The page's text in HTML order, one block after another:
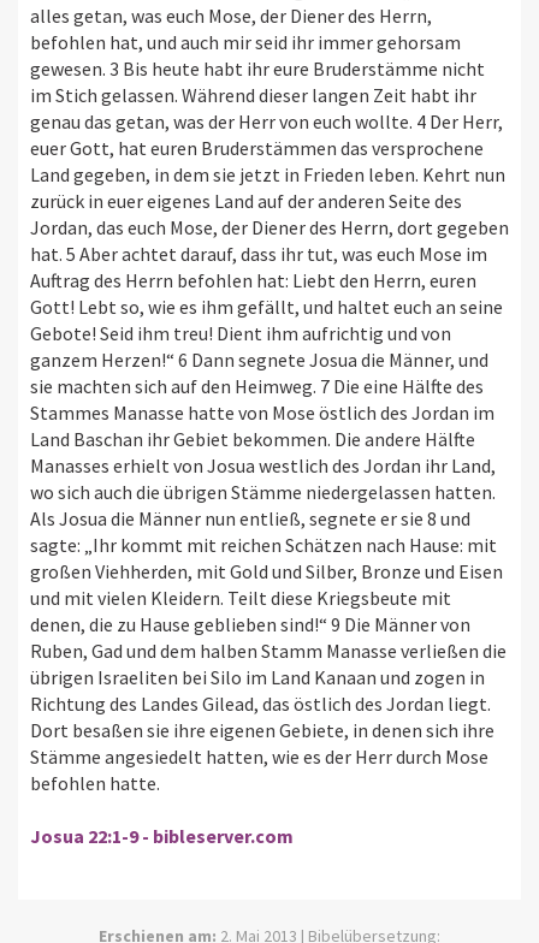
alles getan, was euch Mose, der Diener des Herrn,
befohlen hat, und auch mir seid ihr immer gehorsam
gewesen. 3 Bis heute habt ihr eure Bruderstämme nicht
im Stich gelassen. Während dieser langen Zeit habt ihr
genau das getan, was der Herr von euch wollte. 4 Der Herr,
euer Gott, hat euren Bruderstämmen das versprochene
Land gegeben, in dem sie jetzt in Frieden leben. Kehrt nun
zurück in euer eigenes Land auf der anderen Seite des
Jordan, das euch Mose, der Diener des Herrn, dort gegeben
hat. 5 Aber achtet darauf, dass ihr tut, was euch Mose im
Auftrag des Herrn befohlen hat: Liebt den Herrn, euren
Gott! Lebt so, wie es ihm gefällt, und haltet euch an seine
Gebote! Seid ihm treu! Dient ihm aufrichtig und von
ganzem Herzen!“ 6 Dann segnete Josua die Männer, und
sie machten sich auf den Heimweg. 7 Die eine Hälfte des
Stammes Manasse hatte von Mose östlich des Jordan im
Land Baschan ihr Gebiet bekommen. Die andere Hälfte
Manasses erhielt von Josua westlich des Jordan ihr Land,
wo sich auch die übrigen Stämme niedergelassen hatten.
Als Josua die Männer nun entließ, segnete er sie 8 und
sagte: „Ihr kommt mit reichen Schätzen nach Hause: mit
großen Viehherden, mit Gold und Silber, Bronze und Eisen
und mit vielen Kleidern. Teilt diese Kriegsbeute mit
denen, die zu Hause geblieben sind!“ 9 Die Männer von
Ruben, Gad und dem halben Stamm Manasse verließen die
übrigen Israeliten bei Silo im Land Kanaan und zogen in
Richtung des Landes Gilead, das östlich des Jordan liegt.
Dort besaßen sie ihre eigenen Gebiete, in denen sich ihre
Stämme angesiedelt hatten, wie es der Herr durch Mose
befohlen hatte.
Josua 22:1-9 - bibleserver.com
Erschienen am: 2. Mai 2013 | Bibelübersetzung: